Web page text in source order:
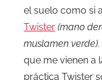
el suelo como si
Twister (mano
muslamen verde)
que me vienen a
práctica Twister